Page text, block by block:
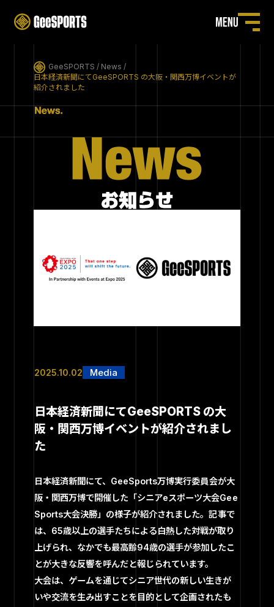
GeeSPORTS
News
日本経済新聞にてGeeSPORTS の大阪・関西万博イベントが
紹介されました
2025.10.02
日本経済新聞にてGeeSPORTS の大
阪・関西万博イベントが紹介されまし
た
日本経済新聞にて、GeeSports万博実行委員会が大
阪・関西万博で開催した「シニアeスポーツ大会Gee
Sports大会決勝」の様子が紹介されました。記事で
は、65歳以上の選手たちによる白熱した対戦が取り
上げられ、なかでも最高齢94歳の選手が参加したこ
とが大きな反響を呼んだと報じられています。
大会は、ゲームを通じてシニア世代の新しい生きが
いや交流を生み出すことを目的として企画されたも